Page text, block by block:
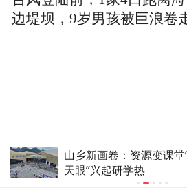
祁连山下，呦呦鹿鸣引
边堤坝，9岁男孩被巨浪卷